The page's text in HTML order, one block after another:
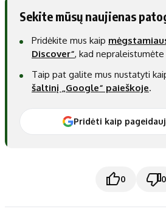
Sekite mūsų naujienas
Pridėkite mus kaip
Discover“, kad nepraleistumėte
Taip pat galite mus nustatyti
šaltinį „Google“ paieškoje.
Pridėti kaip
0 0